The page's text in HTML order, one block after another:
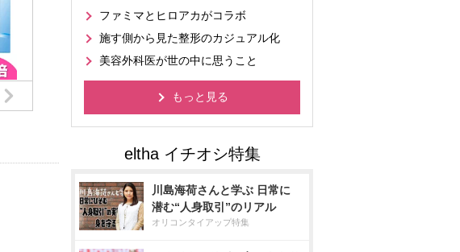
ファミマとヒロアカがコラボ
施す側から見た整形のカジュアル化
美容外科医が世の中に思うこと
もっと見る
川島海荷さんと学ぶ 日常に
潜む“人身取引”のリアル
オリコンタイアップ特集